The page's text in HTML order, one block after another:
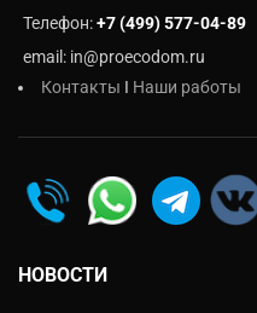
Телефон:+7 (499) 577-04-89
email: in@proecodom.ru
Контакты I Наши работы
НОВОСТИ